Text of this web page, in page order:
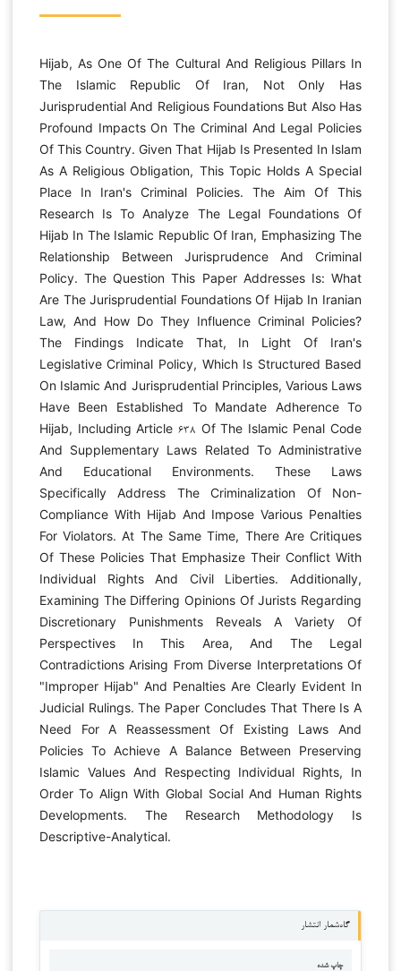
Hijab, As One Of The Cultural And Religious Pillars In
The Islamic Republic Of Iran, Not Only Has
Jurisprudential And Religious Foundations But Also Has
Profound Impacts On The Criminal And Legal Policies
Of This Country. Given That Hijab Is Presented In Islam
As A Religious Obligation, This Topic Holds A Special
Place In Iran's Criminal Policies. The Aim Of This
Research Is To Analyze The Legal Foundations Of
Hijab In The Islamic Republic Of Iran, Emphasizing The
Relationship Between Jurisprudence And Criminal
Policy. The Question This Paper Addresses Is: What
Are The Jurisprudential Foundations Of Hijab In Iranian
Law, And How Do They Influence Criminal Policies?
The Findings Indicate That, In Light Of Iran's
Legislative Criminal Policy, Which Is Structured Based
On Islamic And Jurisprudential Principles, Various Laws
Have Been Established To Mandate Adherence To
Hijab, Including Article ۶۳۸ Of The Islamic Penal Code
And Supplementary Laws Related To Administrative
And Educational Environments. These Laws
Specifically Address The Criminalization Of Non-
Compliance With Hijab And Impose Various Penalties
For Violators. At The Same Time, There Are Critiques
Of These Policies That Emphasize Their Conflict With
Individual Rights And Civil Liberties. Additionally,
Examining The Differing Opinions Of Jurists Regarding
Discretionary Punishments Reveals A Variety Of
Perspectives In This Area, And The Legal
Contradictions Arising From Diverse Interpretations Of
"Improper Hijab" And Penalties Are Clearly Evident In
Judicial Rulings. The Paper Concludes That There Is A
Need For A Reassessment Of Existing Laws And
Policies To Achieve A Balance Between Preserving
Islamic Values And Respecting Individual Rights, In
Order To Align With Global Social And Human Rights
Developments. The Research Methodology Is
Descriptive-Analytical.
گاه‌شمار انتشار
چاپ شده